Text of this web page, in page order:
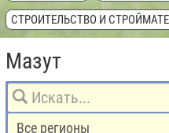
СТРОИТЕЛЬСТВО И
ТЕХНИКА, ОБОРУДОВАНИЕ,
НЕДВИЖИМОСТЬ И ЗЕМЛЯ
Мазут